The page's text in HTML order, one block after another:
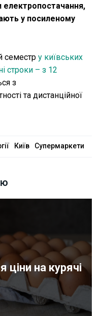
електропостачання,
у посиленому
семестр у київських
строки – з 12
з
та дистанційної
Київ Супермаркети
ціни на курячі